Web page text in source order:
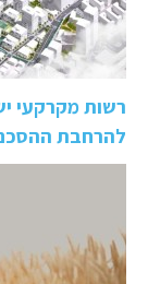
רשות מקרקעי
להרחבת